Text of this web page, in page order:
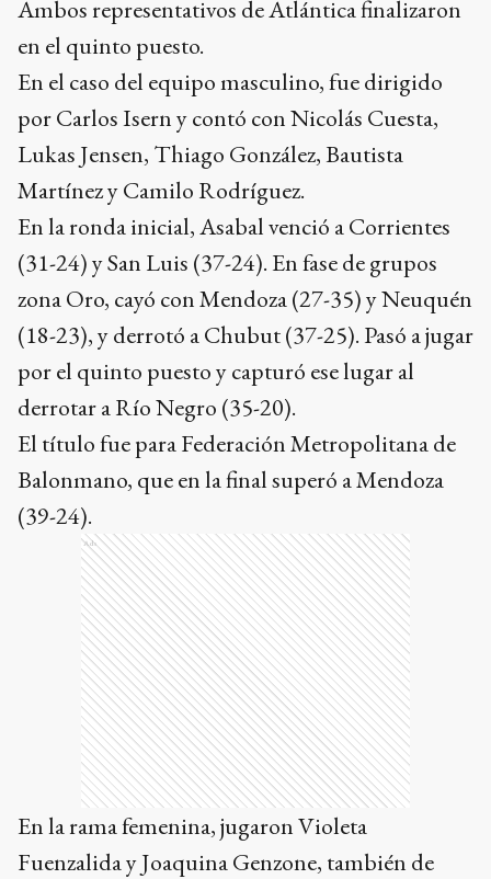
Ambos representativos de Atlántica finalizaron
en el quinto puesto.
En el caso del equipo masculino, fue dirigido
por Carlos Isern y contó con Nicolás Cuesta,
Lukas Jensen, Thiago González, Bautista
Martínez y Camilo Rodríguez.
En la ronda inicial, Asabal venció a Corrientes
(31-24) y San Luis (37-24). En fase de grupos
zona Oro, cayó con Mendoza (27-35) y Neuquén
(18-23), y derrotó a Chubut (37-25). Pasó a jugar
por el quinto puesto y capturó ese lugar al
derrotar a Río Negro (35-20).
El título fue para Federación Metropolitana de
Balonmano, que en la final superó a Mendoza
(39-24).
Ads
En la rama femenina, jugaron Violeta
Fuenzalida y Joaquina Genzone, también de